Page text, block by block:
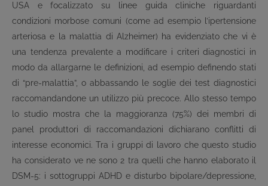
USA e focalizzato su linee guida cliniche riguardanti
condizioni morbose comuni (come ad esempio l’ipertensione
arteriosa e la malattia di Alzheimer) ha evidenziato che vi è
una tendenza prevalente a modificare i criteri diagnostici in
modo da allargarne le definizioni, ad esempio definendo stati
di “pre-malattia”, o abbassando le soglie dei test diagnostici
raccomandandone un utilizzo più precoce. Allo stesso tempo
lo studio mostra che la maggioranza (75%) dei membri di
panel produttori di raccomandazioni dichiarano conflitti di
interesse economici. Tra i gruppi di lavoro che questo studio
ha considerato ve ne sono 2 tra quelli che hanno elaborato il
DSM-5: i sottogruppi ADHD e disturbo bipolare/depressione,